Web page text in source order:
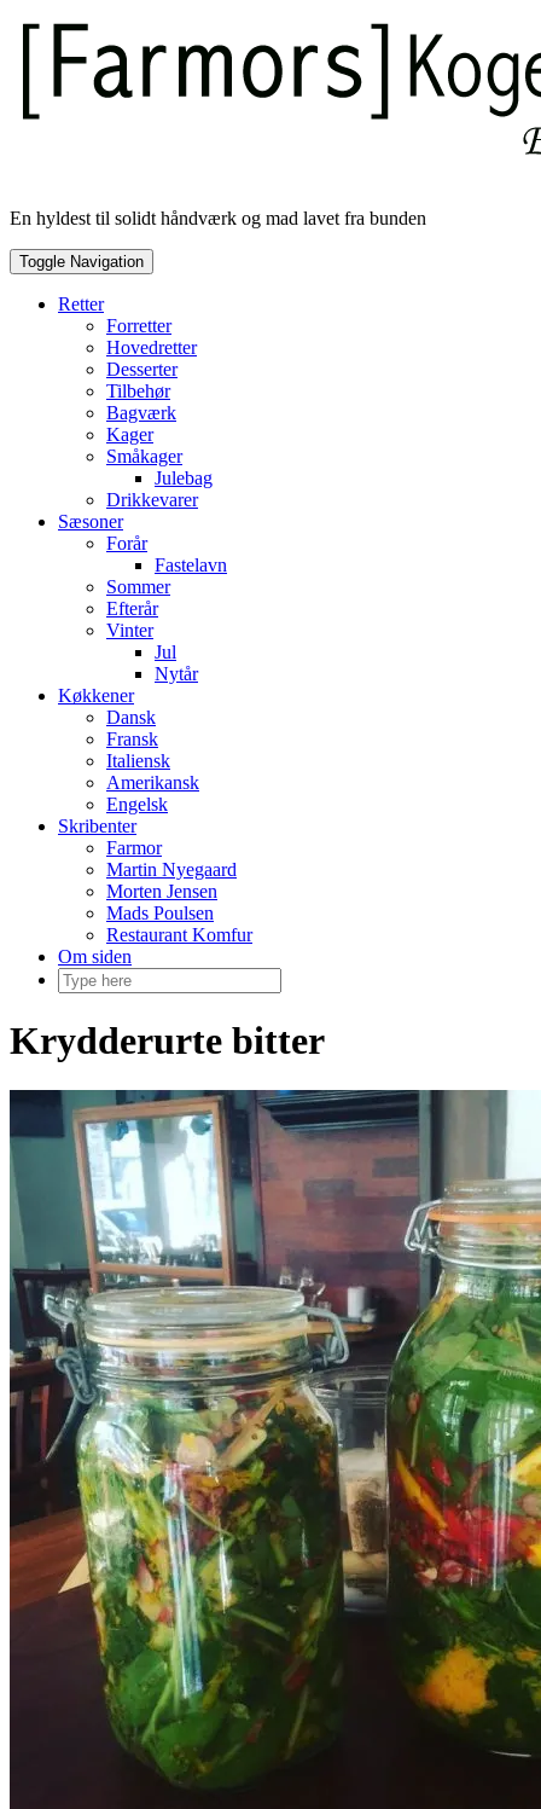
Skip
content
En hyldest til solidt håndværk og mad lavet fra bunden
Toggle Navigation
Retter
Forretter
Hovedretter
Desserter
Tilbehør
Bagværk
Kager
Småkager
Julebag
Drikkevarer
Sæsoner
Forår
Fastelavn
Sommer
Efterår
Vinter
Jul
Nytår
Køkkener
Dansk
Fransk
Italiensk
Amerikansk
Engelsk
Skribenter
Farmor
Martin Nyegaard
Morten Jensen
Mads Poulsen
Restaurant Komfur
Om siden
Krydderurte bitter